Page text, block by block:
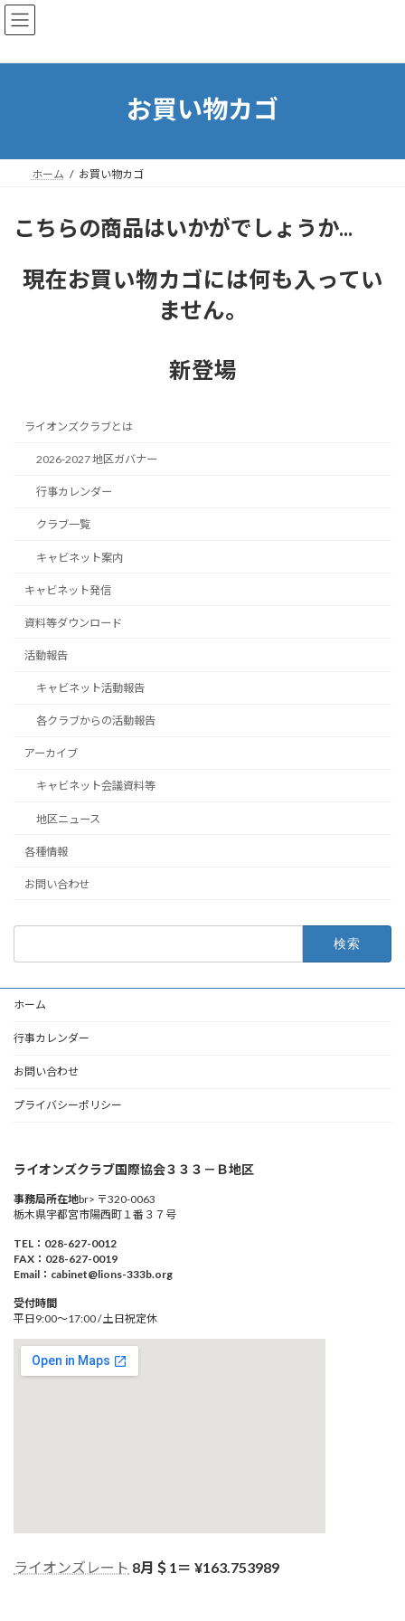
コ
ン
ン
ナ
ビ
ー
お買い物カゴ
ホーム お買い物カゴ
こちらの商品はいかがでしょうか...
現在お買い物カゴには何も入ってい
ません。
新登場
ライオンズクラブとは
2026-2027 地区ガバナー
行事カレンダー
クラブ一覧
キャビネット案内
キャビネット発信
資料等ダウンロード
活動報告
キャビネット活動報告
各クラブからの活動報告
アーカイブ
キャビネット会議資料等
地区ニュース
各種情報
お問い合わせ
ホーム
行事カレンダー
お問い合わせ
プライバシーポリシー
ライオンズクラブ国際協会３３３－Ｂ地区
事務局所在地br> 〒320-0063
栃木県宇都宮市陽西町１番３７号
TEL：028-627-0012
FAX：028-627-0019
Email：cabinet@lions-333b.org
受付時間
平日9:00～17:00 / 土日祝定休
ライオンズレート 8月＄1＝ ¥163.753989